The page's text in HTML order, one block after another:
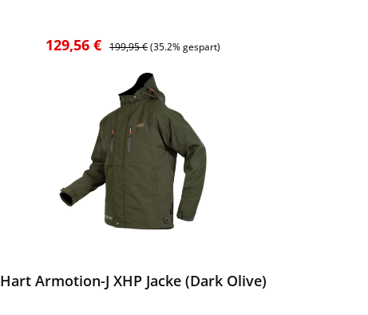
Verkaufspreis:
129,56 € Regulärer Preis:
199,95 €(35.2% gespart)
Hart Armotion-J XHP Jacke (Dark Olive)